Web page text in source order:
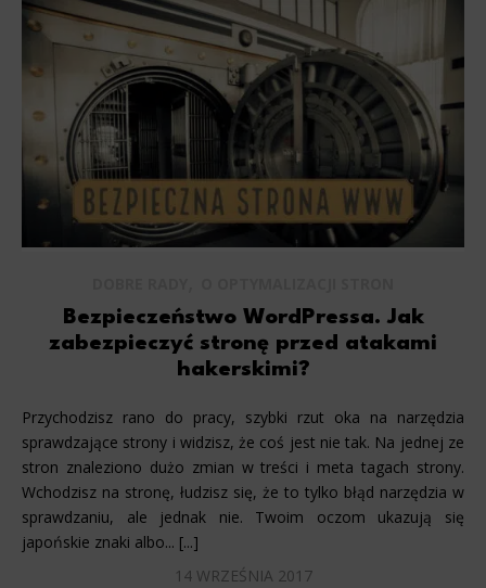
Bezpieczeństwo WordPressa. Jak
zabezpieczyć stronę przed atakami
hakerskimi?
Przychodzisz rano do pracy, szybki rzut oka na narzędzia
sprawdzające strony i widzisz, że coś jest nie tak. Na jednej ze
stron znaleziono dużo zmian w treści i meta tagach strony.
Wchodzisz na stronę, łudzisz się, że to tylko błąd narzędzia w
sprawdzaniu, ale jednak nie. Twoim oczom ukazują się
japońskie znaki albo... [...]
14 WRZEŚNIA 2017